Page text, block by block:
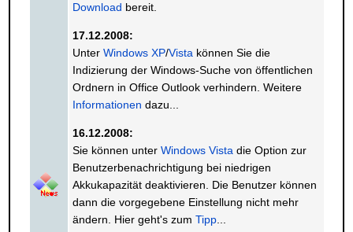
Download bereit.
17.12.2008:
Unter Windows XP/Vista können Sie die
Indizierung der Windows-Suche von öffentlichen
Ordnern in Office Outlook verhindern. Weitere
Informationen dazu...
16.12.2008:
Sie können unter Windows Vista die Option zur
Benutzerbenachrichtigung bei niedrigen
Akkukapazität deaktivieren. Die Benutzer können
dann die vorgegebene Einstellung nicht mehr
ändern. Hier geht's zum Tipp...